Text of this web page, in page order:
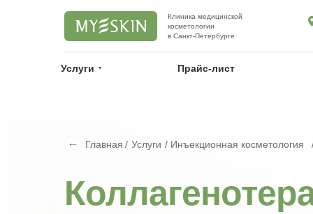
Прайс-лист
Услуги
Клиника медицинской
косметологии
в Санкт-Петербурге
Услуги Прайс-лист
Главная / Услуги / Инъекционная косметология